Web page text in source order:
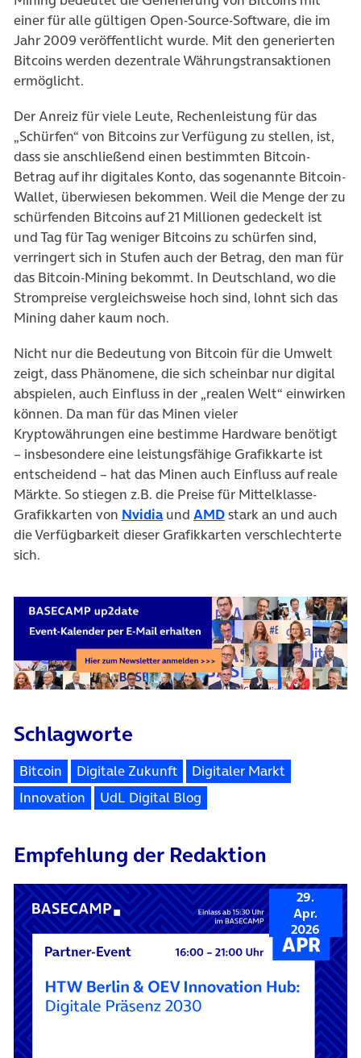
einer für alle gültigen Open-Source-Software, die im
Jahr 2009 veröffentlicht wurde. Mit den generierten
Bitcoins werden dezentrale Währungstransaktionen
ermöglicht.
Der Anreiz für viele Leute, Rechenleistung für das
„Schürfen“ von Bitcoins zur Verfügung zu stellen, ist,
dass sie anschließend einen bestimmten Bitcoin-
Betrag auf ihr digitales Konto, das sogenannte Bitcoin-
Wallet, überwiesen bekommen. Weil die Menge der zu
schürfenden Bitcoins auf 21 Millionen gedeckelt ist
und Tag für Tag weniger Bitcoins zu schürfen sind,
verringert sich in Stufen auch der Betrag, den man für
das Bitcoin-Mining bekommt. In Deutschland, wo die
Strompreise vergleichsweise hoch sind, lohnt sich das
Mining daher kaum noch.
Nicht nur die Bedeutung von Bitcoin für die Umwelt
zeigt, dass Phänomene, die sich scheinbar nur digital
abspielen, auch Einfluss in der „realen Welt“ einwirken
können. Da man für das Minen vieler
Kryptowährungen eine bestimme Hardware benötigt
– insbesondere eine leistungsfähige Grafikkarte ist
entscheidend – hat das Minen auch Einfluss auf reale
Märkte. So stiegen z.B. die Preise für Mittelklasse-
Grafikkarten von Nvidia(öffnet in neuem Tab)
und AMD(öffnet in neuem Tab)
stark an und auch
die Verfügbarkeit dieser Grafikkarten verschlechterte
sich.
Schlagworte
Bitcoin Digitale Zukunft
Digitaler Markt
Innovation
UdL Digital Blog
Empfehlung der Redaktion
29.
Apr.
2026